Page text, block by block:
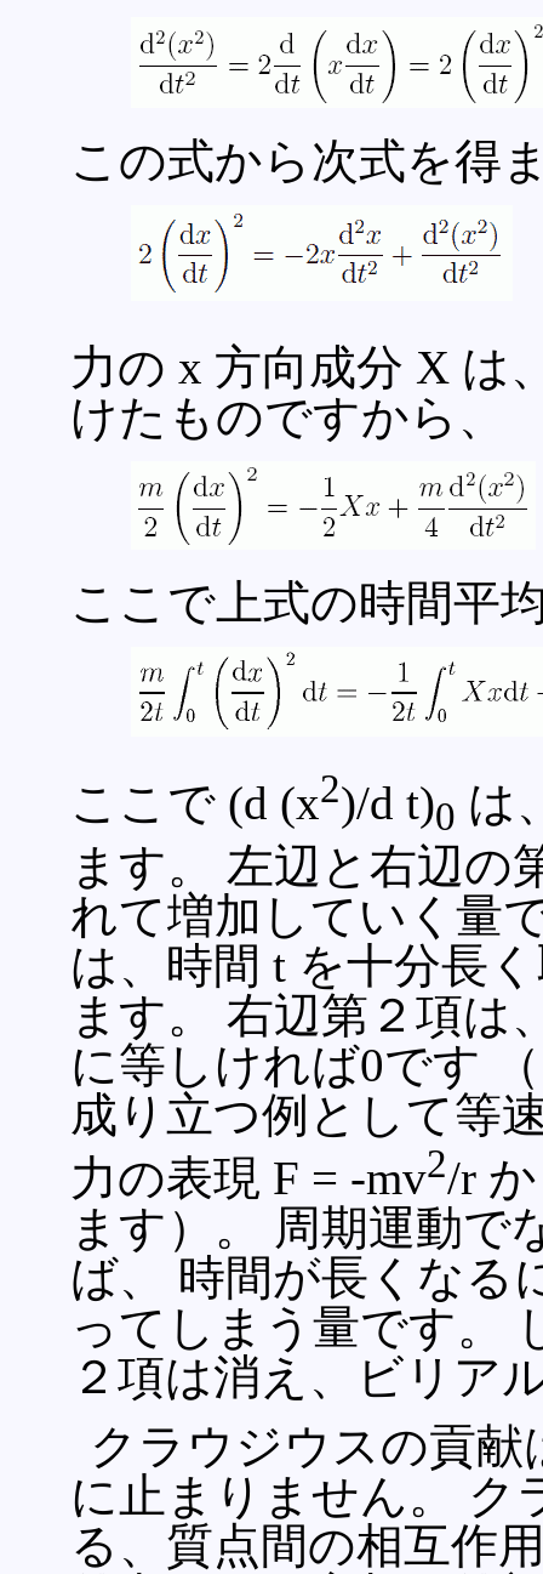
この式から次式を得
力の x 方向成分 X は
けたものですから、
ここで上式の時間平
ここで (d (x2)/d t)0 は
ます。 左辺と右辺の
れて増加していく量
は、時間 t を十分長
ます。 右辺第２項は
に等しければ0です
成り立つ例として等
力の表現 F = -mv2/r
ます）。 周期運動で
ば、 時間が長くなる
ってしまう量です。
２項は消え、ビリア
クラウジウスの貢
に止まりません。 ク
る、質点間の相互作